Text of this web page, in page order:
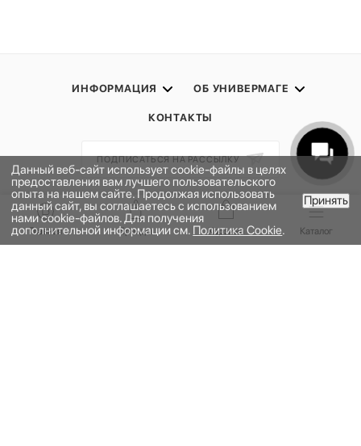
В КОРЗИНУ
ИНФОРМАЦИЯ ОБ УНИВЕРМАГЕ
КОНТАКТЫ
ПОДПИСАТЬСЯ НА РАССЫЛКУ
ПОЛИТИКА КОНФИДЕНЦИАЛЬНОСТИ
ПУБЛИЧНАЯ ОФЕРТА
ПРОГРАММА ЛОЯЛЬНОСТИ
Данный веб-сайт использует cookie-файлы в целях
предоставления вам лучшего пользовательского
опыта на нашем сайте. Продолжая использовать
данный сайт, вы соглашаетесь с использованием
нами cookie-файлов. Для получения
дополнительной информации см. Политика Cookie.
Принять
Главная Бренды Корзина Каталог